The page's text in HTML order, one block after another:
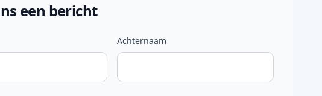
een bericht
Achternaam